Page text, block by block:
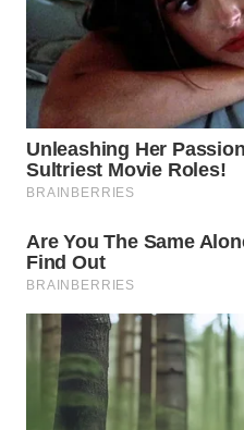
WAHANA
TANI
WAHANA
WAHANA
INFRASTRUKTUR
WAHANA
KONSUMEN
WAHANA
LISTRIK
WAHANA